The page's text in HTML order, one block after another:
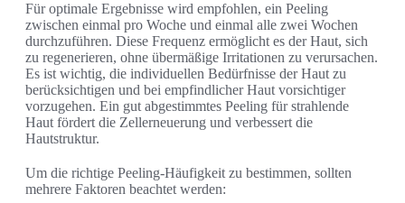
Für optimale Ergebnisse wird empfohlen, ein Peeling
zwischen einmal pro Woche und einmal alle zwei Wochen
durchzuführen. Diese Frequenz ermöglicht es der Haut, sich
zu regenerieren, ohne übermäßige Irritationen zu verursachen.
Es ist wichtig, die individuellen Bedürfnisse der Haut zu
berücksichtigen und bei empfindlicher Haut vorsichtiger
vorzugehen. Ein gut abgestimmtes Peeling für strahlende
Haut fördert die Zellerneuerung und verbessert die
Hautstruktur.
Um die richtige Peeling-Häufigkeit zu bestimmen, sollten
mehrere Faktoren beachtet werden: